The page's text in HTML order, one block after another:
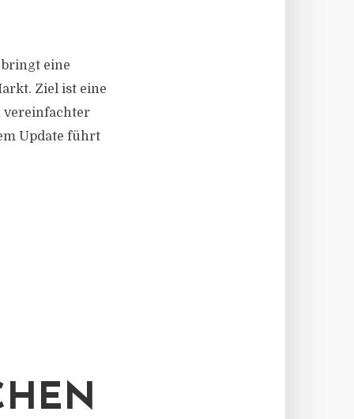
bringt eine
Ziel ist eine
vereinfachter
Update führt